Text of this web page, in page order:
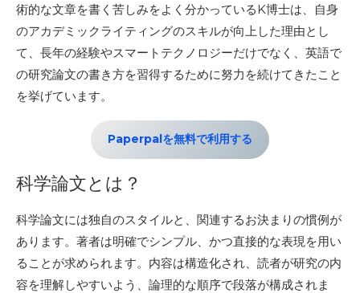
術的な文章を書く苦しみをよく分かっているK博士は、自身
のアカデミックライティングのスキルが向上した理由とし
て、長年の経験やスマートテクノロジーだけでなく、英語で
の研究論文の書き方を習得するために努力を続けてきたこと
を挙げています。
Paperpalを無料で利用する
科学論文とは？
科学論文には独自のスタイルと、関連するお決まりの慣例が
あります。著者は明確でシンプル、かつ直接的な表現を用い
ることが求められます。内容は構造化され、読者が研究の内
容を理解しやすいよう、論理的な順序で段落が構成されま